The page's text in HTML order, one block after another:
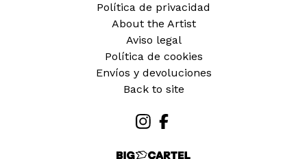
Política de privacidad
About the Artist
Aviso legal
Política de cookies
Envíos y devoluciones
Back to site